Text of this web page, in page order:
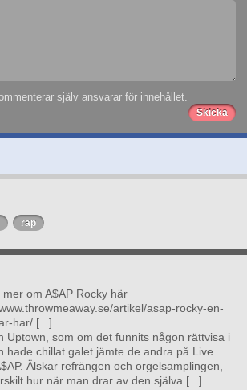
själv ansvarar för innehållet.
rap
mer om A$AP Rocky här
artikel/asap-rocky-en-
har/ [...]
Uptown, som om det funnits någon rättvisa i
hade chillat galet jämte de andra på Live
Älskar refrängen och orgelsamplingen,
hur när man drar av den själva [...]